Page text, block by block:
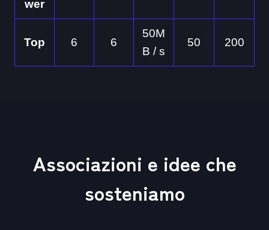
wer
Top 6 6
50M
B / s
50 200
Associazioni e idee che
sosteniamo